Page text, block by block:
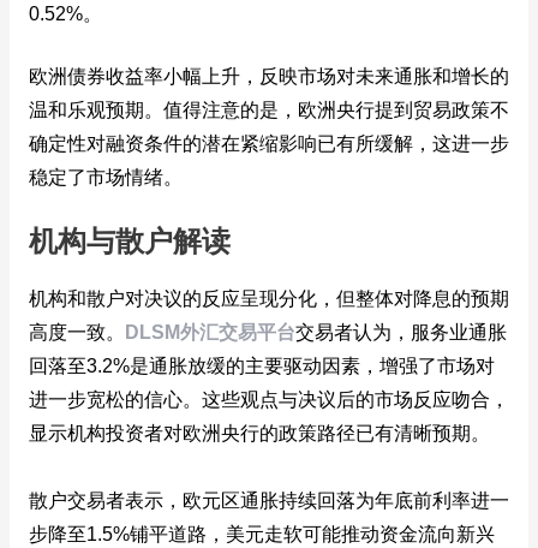
0.52%。
欧洲债券收益率小幅上升，反映市场对未来通胀和增长的
温和乐观预期。值得注意的是，欧洲央行提到贸易政策不
确定性对融资条件的潜在紧缩影响已有所缓解，这进一步
稳定了市场情绪。
机构与散户解读
机构和散户对决议的反应呈现分化，但整体对降息的预期
高度一致。
DLSM外汇交易平台交易者认为，服务业通胀
回落至3.2%是通胀放缓的主要驱动因素，增强了市场对
进一步宽松的信心。这些观点与决议后的市场反应吻合，
显示机构投资者对欧洲央行的政策路径已有清晰预期。
散户交易者表示，欧元区通胀持续回落为年底前利率进一
步降至1.5%铺平道路，美元走软可能推动资金流向新兴